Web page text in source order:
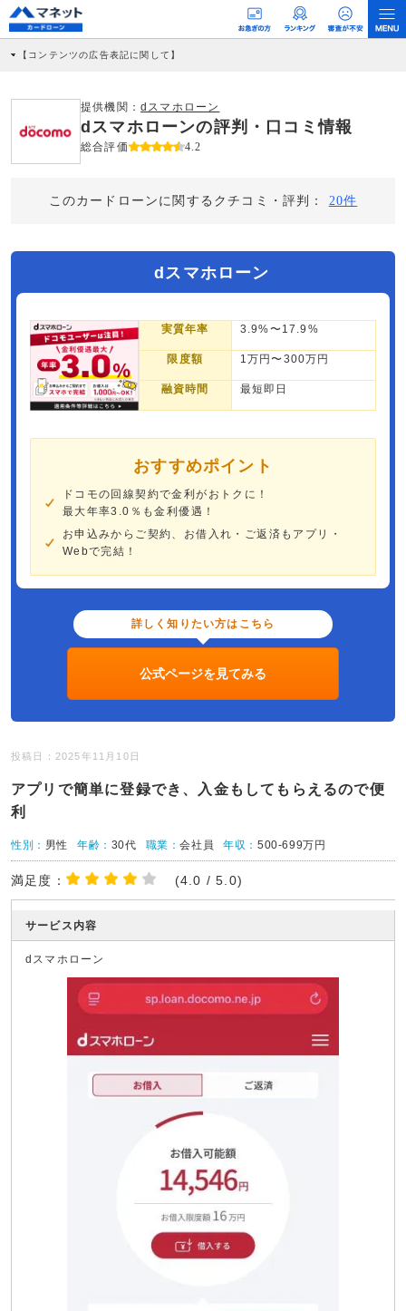
【コンテンツの広告表記に関して】
社に対して企業から紹介報酬が支払われるという収益モデルです。 ただし、特定の
商品を根拠なくPRするものではなく、当編集部の調査／ユーザーへの口コミ収集な
どに基づき、公平性を担保した情報提供を行っています。
提供機関： dスマホローン
dスマホローンの評判・口コミ情報
総合評価 4.2
このカードローンに関するクチコミ・評判： 20件
dスマホローン
実質年率 3.9%〜17.9%
限度額 1万円〜300万円
融資時間 最短即日
おすすめポイント
ドコモの回線契約で金利がおトクに！
最大年率3.0％も金利優遇！
お申込みからご契約、お借入れ・ご返済もアプリ・
Webで完結！
詳しく知りたい方はこちら
公式ページを見てみる
投稿日：2025年11月10日
アプリで簡単に登録でき、入金もしてもらえるので便
利
性別： 男性 年齢： 30代 職業：会社員 年収：500-699万円
満足度： (4.0 / 5.0)
サービス内容
dスマホローン